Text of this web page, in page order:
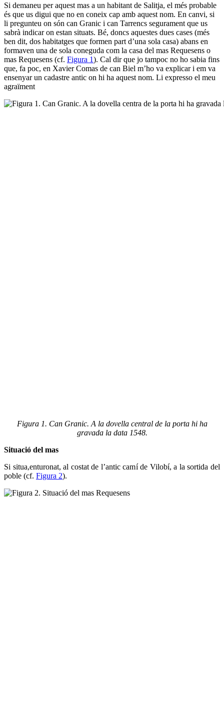
Si demaneu per aquest mas a un habitant de Salitja, el més probable
és que us digui que no en coneix cap amb aquest nom. En canvi, si
li pregunteu on són can Granic i can Tarrencs segurament que us
sabrà indicar on estan situats. Bé, doncs aquestes dues cases (més
ben dit, dos habitatges que formen part d’una sola casa) abans en
formaven una de sola coneguda com la casa del mas Requesens o
mas Requesens (cf. Figura 1). Cal dir que jo tampoc no ho sabia fins
que, fa poc, en Xavier Comas de can Biel m’ho va explicar i em va
ensenyar un cadastre antic on hi ha aquest nom. Li expresso el meu
agraïment
Figura 1. Can Granic. A la dovella central de la porta hi ha
gravada la data 1548.
Situació del mas
Si situa,enturonat, al costat de l’antic camí de Vilobí, a la sortida del
poble (cf. Figura 2).